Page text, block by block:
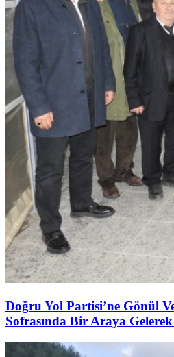
Doğru Yol Partisi’ne Gönül
Sofrasında Bir Araya